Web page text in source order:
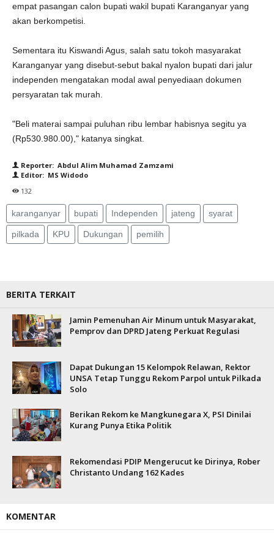
empat pasangan calon bupati wakil bupati Karanganyar yang
akan berkompetisi.
Sementara itu Kiswandi Agus, salah satu tokoh masyarakat
Karanganyar yang disebut-sebut bakal nyalon bupati dari jalur
independen mengatakan modal awal penyediaan dokumen
persyaratan tak murah.
"Beli materai sampai puluhan ribu lembar habisnya segitu ya
(Rp530.980.00)," katanya singkat.
Reporter: Abdul Alim Muhamad Zamzami
Editor: MS Widodo
132
karanganyar bupati Independen jateng syarat
pilkada KPU Dukungan pemilih
BERITA TERKAIT
Jamin Pemenuhan Air Minum untuk Masyarakat,
Pemprov dan DPRD Jateng Perkuat Regulasi
Dapat Dukungan 15 Kelompok Relawan, Rektor
UNSA Tetap Tunggu Rekom Parpol untuk Pilkada
Solo
Berikan Rekom ke Mangkunegara X, PSI Dinilai
Kurang Punya Etika Politik
Rekomendasi PDIP Mengerucut ke Dirinya, Rober
Christanto Undang 162 Kades
KOMENTAR